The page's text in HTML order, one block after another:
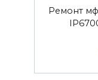
Ремонт